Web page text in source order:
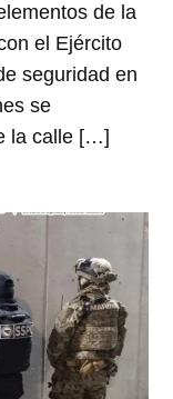
de la
el Ejército
seguridad en
se
la calle […]